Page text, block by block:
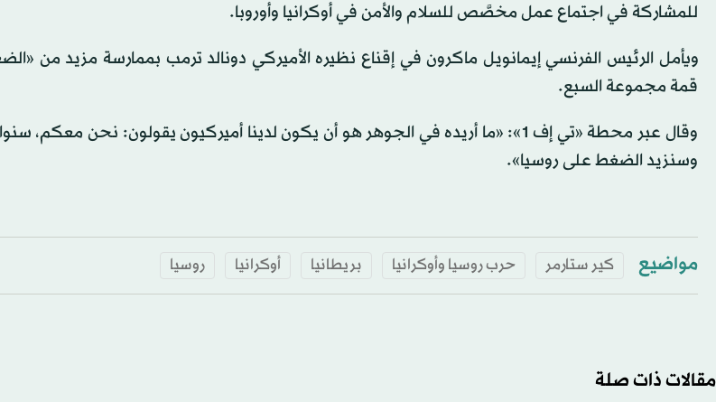
للمشاركة في اجتماع عمل مخصَّص للسلام والأمن في أوكرانيا وأوروبا.
ويأمل الرئيس الفرنسي إيمانويل ماكرون في إقناع نظيره الأميركي دونالد ترمب بممارسة مزيد من
قمة مجموعة السبع.
وقال عبر محطة «تي إف 1»: «ما أريده في الجوهر هو أن يكون لدينا أميركيون يقولون: نحن
وسنزيد الضغط على روسيا».
مواضيع كير ستارمر حرب روسيا وأوكرانيا بريطانيا أوكرانيا روسيا
مقالات ذات صلة